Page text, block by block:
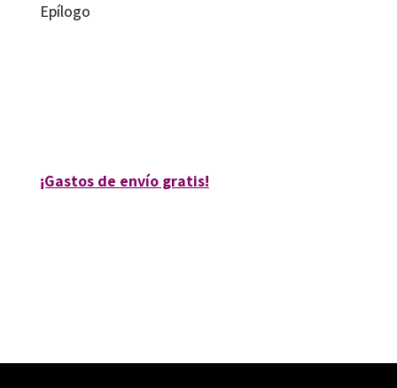
Epílogo
¡Gastos de envío gratis!